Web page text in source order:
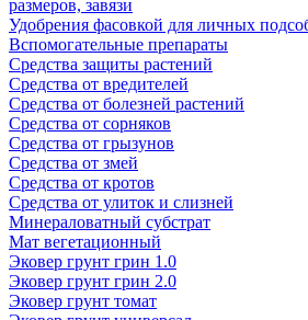
размеров, завязи
Удобрения фасовкой для личных
Вспомогательные препараты
Средства защиты растений
Средства от вредителей
Средства от болезней растений
Средства от сорняков
Средства от грызунов
Средства от змей
Средства от кротов
Средства от улиток и слизней
Минераловатный субстрат
Мат вегетационный
Эковер грунт грин 1.0
Эковер грунт грин 2.0
Эковер грунт томат